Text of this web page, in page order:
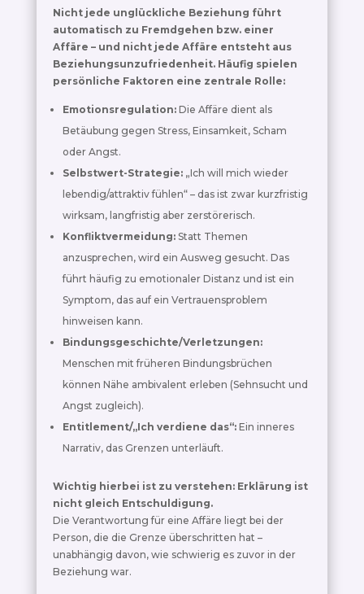
Nicht jede unglückliche Beziehung führt
automatisch zu Fremdgehen bzw. einer
Affäre – und nicht jede Affäre entsteht aus
Beziehungsunzufriedenheit. Häufig spielen
persönliche Faktoren eine zentrale Rolle:
Emotionsregulation:Die Affäre dient als
Betäubung gegen Stress, Einsamkeit, Scham
oder Angst.
Selbstwert-Strategie:„Ich will mich wieder
lebendig/attraktiv fühlen“ – das ist zwar kurzfristig
wirksam, langfristig aber zerstörerisch.
Konfliktvermeidung:Statt Themen
anzusprechen, wird ein Ausweg gesucht. Das
führt häufig zu emotionaler Distanz und ist ein
Symptom, das auf ein Vertrauensproblem
hinweisen kann.
Bindungsgeschichte/Verletzungen:
Menschen mit früheren Bindungsbrüchen
können Nähe ambivalent erleben (Sehnsucht und
Angst zugleich).
Entitlement/„Ich verdiene das“:Ein inneres
Narrativ, das Grenzen unterläuft.
Wichtig hierbei ist zu verstehen: Erklärung ist
nicht gleich Entschuldigung.
Die Verantwortung für eine Affäre liegt bei der
Person, die die Grenze überschritten hat –
unabhängig davon, wie schwierig es zuvor in der
Beziehung war.